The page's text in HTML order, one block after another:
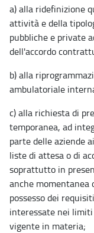
a) alla ridefinizione
attività e della
pubbliche e private
dell'accordo
b) alla
ambulatoriale
c) alla richiesta di
temporanea, ad
parte delle aziende
liste di attesa o di
soprattutto in
anche momentanea
possesso dei
interessate nei
vigente in materia;